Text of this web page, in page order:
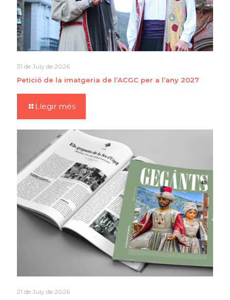
31 de July de 2026
Petició de la imatgeria de l’ACGC per a l’any 2027
Llegir més
21 de July de 2026